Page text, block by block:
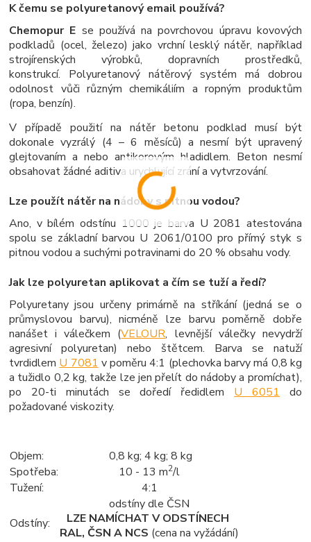
K čemu se polyuretanový email používá?
Chemopur E se používá na povrchovou úpravu kovových
podkladů (ocel, železo) jako vrchní lesklý nátěr, například
strojírenských výrobků, dopravních prostředků,
konstrukcí. Polyuretanový nátěrový systém má dobrou
odolnost vůči různým chemikáliím a ropným produktům
(ropa, benzín).
V případě použití na nátěr betonu podklad musí být
dokonale vyzrálý (4 – 6 měsíců) a nesmí být upravený
glejtovaním a nebo antikorovým hladidlem. Beton nesmí
obsahovat žádné aditiva urychlující zrání a vytvrzování.
Lze použít nátěr na nádoby s pitnou vodou?
Ano, v bílém odstínu 1000 je barva U 2081 atestována
spolu se základní barvou U 2061/0100 pro přímý styk s
pitnou vodou a suchými potravinami do 20 % obsahu vody.
Jak lze polyuretan aplikovat a čím se tuží a ředí?
Polyuretany jsou určeny primárně na stříkání (jedná se o
průmyslovou barvu), nicméně lze barvu poměrně dobře
nanášet i válečkem (VELOUR, levnější válečky nevydrží
agresivní polyuretan) nebo štětcem. Barva se natuží
tvrdidlem U 7081 v poměru 4:1 (plechovka barvy má 0,8 kg
a tužidlo 0,2 kg, takže lze jen přelít do nádoby a promíchat),
po 20-ti minutách se doředí ředidlem U 6051 do
požadované viskozity.
Objem: 0,8 kg; 4 kg; 8 kg
Spotřeba:
10 - 13 m2/l
Tužení:
4:1
Odstíny:
odstíny dle ČSN
LZE NAMÍCHAT V ODSTÍNECH
RAL, ČSN A NCS (cena na vyžádání)